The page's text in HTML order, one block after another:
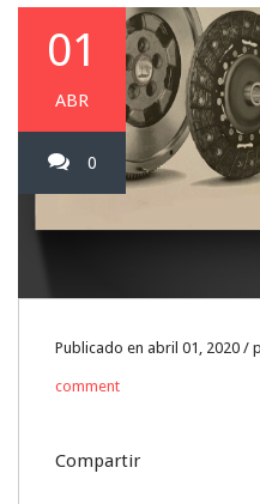
01
ABR
0
Publicado en abril 01, 2020 /
comment
Compartir